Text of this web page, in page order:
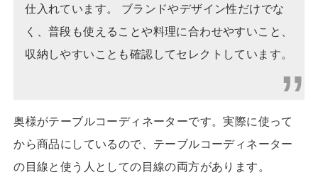
仕入れています。 ブランドやデザイン性だけでな
く、普段も使えることや料理に合わせやすいこと、
収納しやすいことも確認してセレクトしています。
奥様がテーブルコーディネーターです。実際に使って
から商品にしているので、テーブルコーディネーター
の目線と使う人としての目線の両方があります。